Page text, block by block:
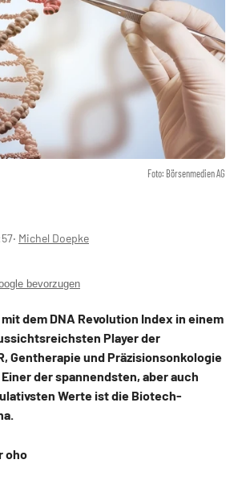
Foto: Börsenmedien AG
‧ Michel Doepke
bevorzugen
mit dem DNA Revolution Index in einem
Player der
Gentherapie und Präzisionsonkologie
der spannendsten, aber auch
Werte ist die Biotech-
oho